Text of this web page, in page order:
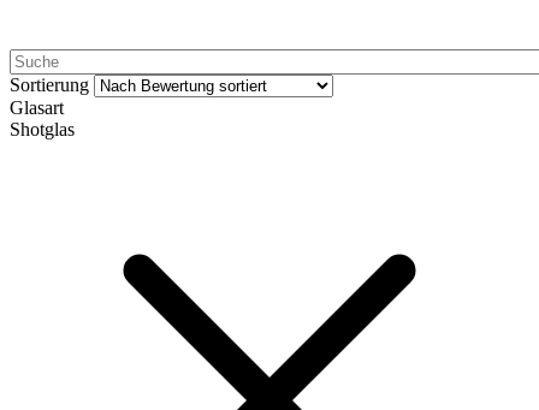
Sortierung
Glasart
Shotglas